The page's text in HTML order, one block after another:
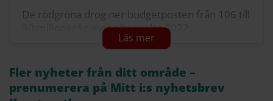
De rödgröna drog ner budgetposten från 106 till
30 miljoner kronor efter valet 2022,
ordningsvakterna minskade från 27 till sex
De rödgröna har kallat ordningsvakterna för en
dyr moderat satsning som inte förebygger det
Fler nyheter från ditt område –
prenumerera på Mitt i:s nyhetsbrev